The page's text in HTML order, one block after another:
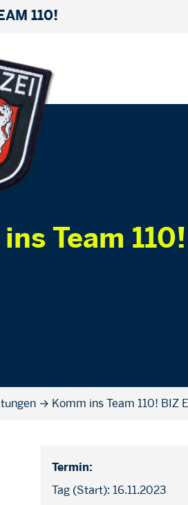
110!
ins Team
→ Komm ins Team 110! BIZ
Termin:
Tag (Start): 16.11.2023